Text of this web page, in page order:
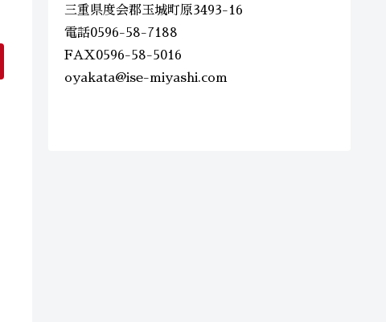
三重県度会郡玉城町原3493-16
電話0596-58-7188
FAX0596-58-5016
oyakata@ise-miyashi.com